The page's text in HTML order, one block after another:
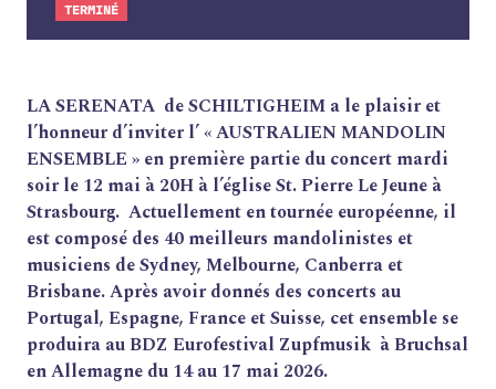
TERMINÉ
LA SERENATA de SCHILTIGHEIM a le plaisir et
l’honneur d’inviter l’ « AUSTRALIEN MANDOLIN
ENSEMBLE » en première partie du concert mardi
soir le 12 mai à 20H à l’église St. Pierre Le Jeune à
Strasbourg. Actuellement en tournée européenne, il
est composé des 40 meilleurs mandolinistes et
musiciens de Sydney, Melbourne, Canberra et
Brisbane. Après avoir donnés des concerts au
Portugal, Espagne, France et Suisse, cet ensemble se
produira au BDZ Eurofestival Zupfmusik à Bruchsal
en Allemagne du 14 au 17 mai 2026.
FORMATIONS
ATELIERS
RENCONTRES
ACCOMPAGNEMENT